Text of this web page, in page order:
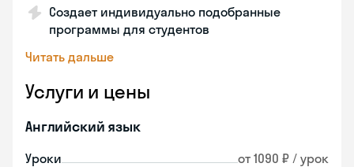
Создает индивидуально подобранные
программы для студентов
Читать дальше
Услуги и цены
Английский язык
Уроки от 1090 ₽ / урок